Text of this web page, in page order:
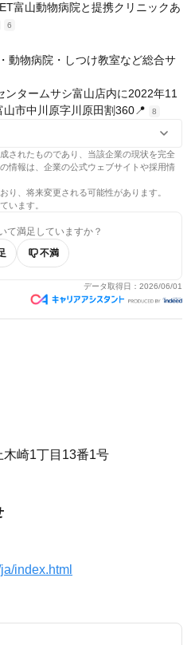
富山動物病院と提携クリニックあ
6
動物病院・しつけ教室など総合サ
ンタームサシ富山店内に2022年11
市中川原字川原田割360📍
8
されたものであり、当該企業の現状を完全
情報は、企業の公式ウェブサイトや採用情
り、将来変更される可能性があります。
います。
て満足していますか？
不満
データ取得日： 2026/06/01
崎1丁目13番1号
index.html